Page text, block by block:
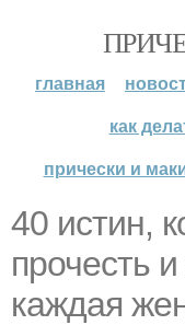
главная
как
прически и
40 истин,
прочесть
каждая